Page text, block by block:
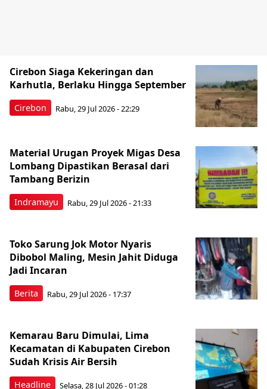
Cirebon
Cirebon Siaga Kekeringan dan
Karhutla, Berlaku Hingga September
Rabu, 29 Jul 2026 - 22:29
Indramayu
Material Urugan Proyek Migas Desa
Lombang Dipastikan Berasal dari
Tambang Berizin
Rabu, 29 Jul 2026 - 21:33
Berita
Toko Sarung Jok Motor Nyaris
Dibobol Maling, Mesin Jahit Diduga
Jadi Incaran
Rabu, 29 Jul 2026 - 17:37
Headline
Kemarau Baru Dimulai, Lima
Kecamatan di Kabupaten Cirebon
Sudah Krisis Air Bersih
Selasa, 28 Jul 2026 - 01:28